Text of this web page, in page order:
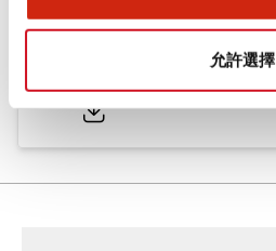
允許選擇
ø25/30 系列 CS型 凸輪開關